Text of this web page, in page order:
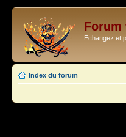
Forum
Echangez et
Index du forum